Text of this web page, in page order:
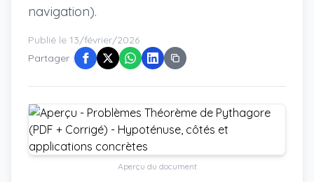
navigation).
Publié le 13/février/2026
Partager :
Aperçu du document